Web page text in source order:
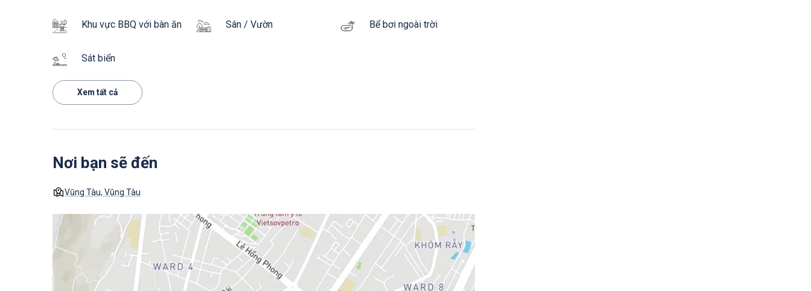
Khu vực BBQ với bàn ăn Sân / Vườn Bể bơi ngoài trời
Sát biển
Xem tất cả
Nơi bạn sẽ đến
Vũng Tàu, Vũng Tàu